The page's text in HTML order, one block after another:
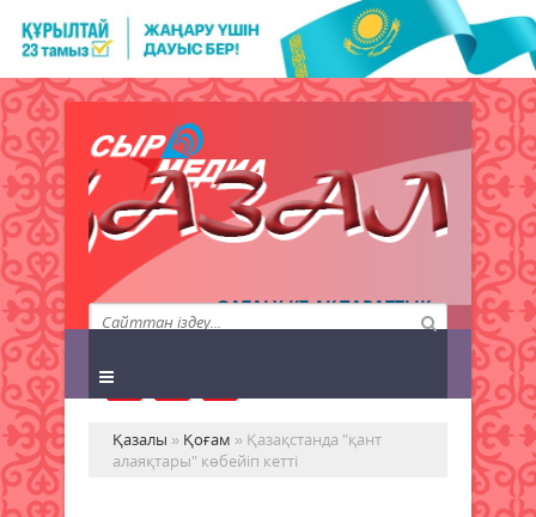
QAZALY.KZ АҚПАРАТТЫҚ
АГЕНТТІГІ
Қазалы » Қоғам » Қазақстанда "қант
алаяқтары" көбейіп кетті